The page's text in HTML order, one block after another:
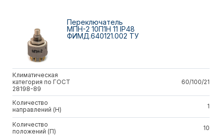
Переключатель
МПН-2 10П1Н 11 IP48
ФИМД.640121.002 ТУ
Климатическая
категория по ГОСТ
28198-89
60/100/21
Количество
направлений (Н)
1
Количество
положений (П)
10